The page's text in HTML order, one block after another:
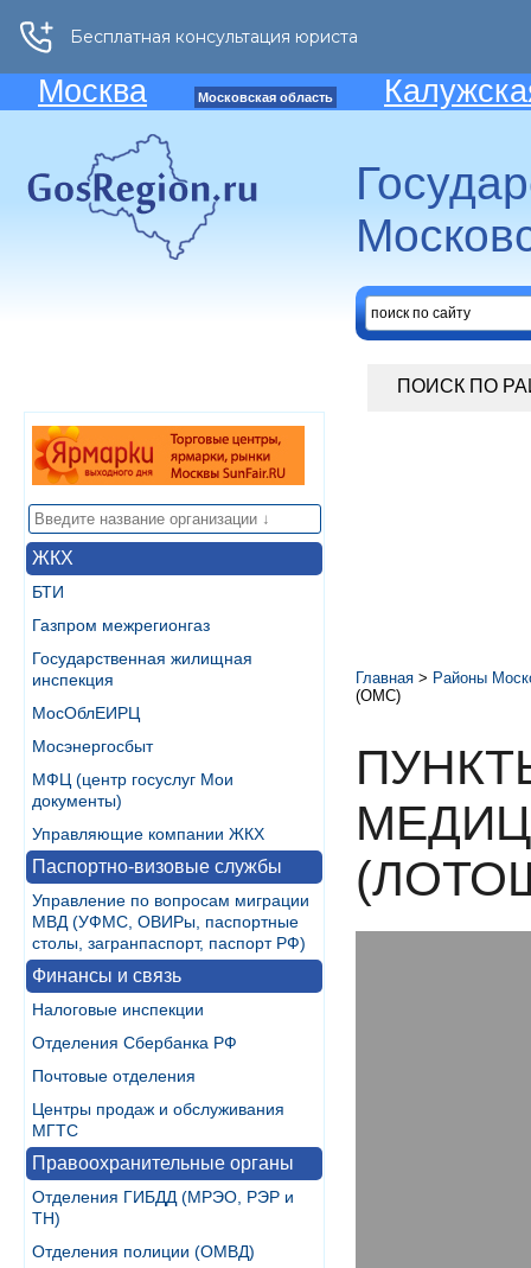
Москва Московская область
ПОИСК ПО
ЖКХ
БТИ
Газпром межрегионгаз
Государственная жилищная
инспекция
МосОблЕИРЦ
Мосэнергосбыт
МФЦ (центр госуслуг Мои
документы)
Управляющие компании ЖКХ
Паспортно-визовые службы
Управление по вопросам миграции
МВД (УФМС, ОВИРы, паспортные
столы, загранпаспорт, паспорт РФ)
Финансы и связь
Налоговые инспекции
Отделения Сбербанка РФ
Почтовые отделения
Центры продаж и обслуживания
МГТС
Правоохранительные органы
Отделения ГИБДД (МРЭО, РЭР и
ТН)
Отделения полиции (ОМВД)
Главная > Районы
(ОМС)